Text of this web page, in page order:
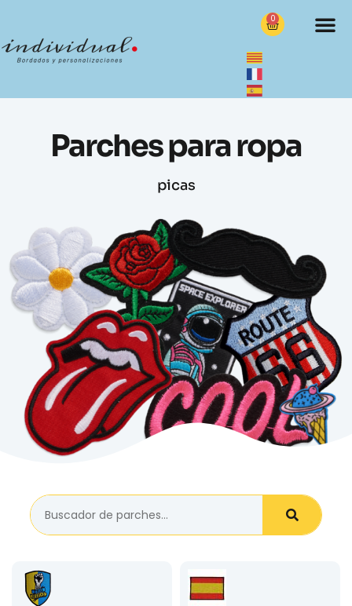
0
Parches para ropa
picas